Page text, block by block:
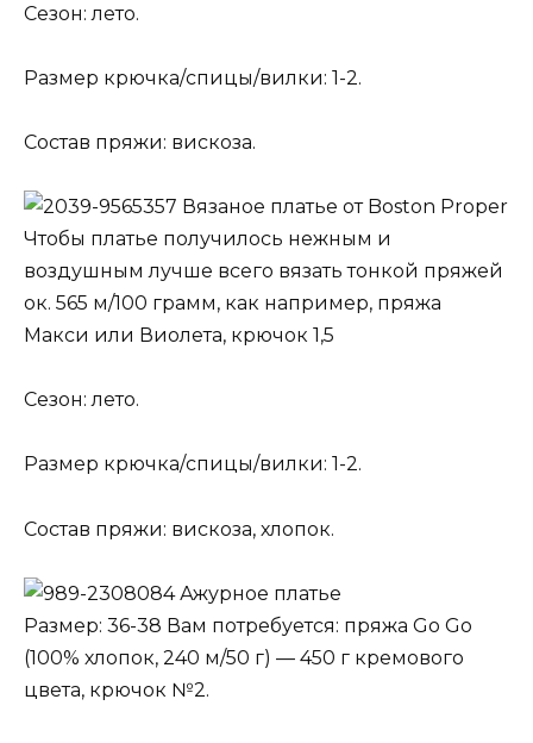
Сезон: лето.
Размер крючка/спицы/вилки: 1-2.
Состав пряжи: вискоза.
Вязаное платье от Boston Proper
Чтобы платье получилось нежным и
воздушным лучше всего вязать тонкой пряжей
ок. 565 м/100 грамм, как например, пряжа
Макси или Виолета, крючок 1,5
Сезон: лето.
Размер крючка/спицы/вилки: 1-2.
Состав пряжи: вискоза, хлопок.
Ажурное платье
Размер: 36-38 Вам потребуется: пряжа Go Go
(100% хлопок, 240 м/50 г) — 450 г кремового
цвета, крючок №2.